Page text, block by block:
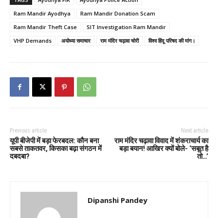
Ram Mandir Ayodhya
Ram Mandir Donation Scam
Ram Mandir Theft Case
SIT Investigation Ram Mandir
VHP Demands
अयोध्या समाचार राम मंदिर चढ़ावा चोरी विश्व हिंदू परिषद की मांग।
Previous article
यूपी बीजेपी में बड़ा फेरबदल: कौन बना
सबसे ताकतवर, किसका बढ़ा संगठन में
दबदबा?
Next article
राम मंदिर चढ़ावा विवाद में शंकराचार्य का
बड़ा बयान! आखिर क्यों बोले- ‘सबूत है
तो…’
Dipanshi Pandey